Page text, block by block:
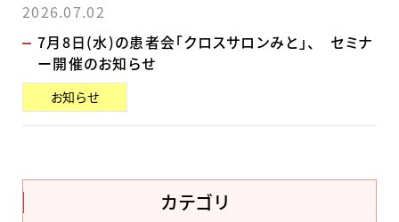
2026.07.02
7月8日(水)の患者会「クロスサロンみと」、 セミナ
ー開催のお知らせ
お知らせ
カテゴリ